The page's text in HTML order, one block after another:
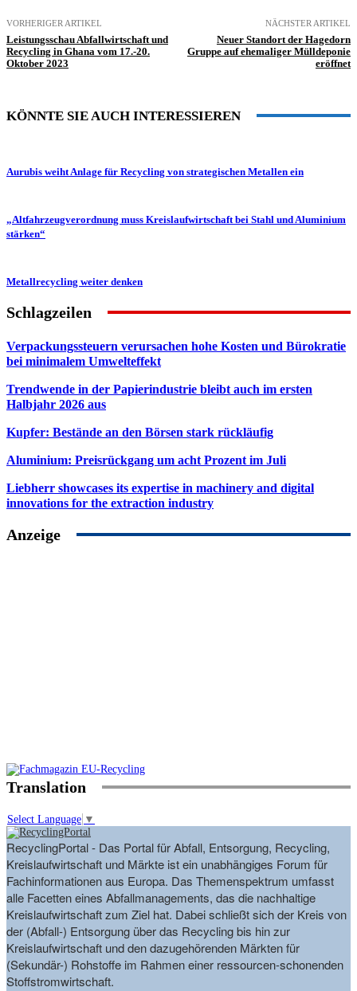
VORHERIGER ARTIKEL
Leistungsschau Abfallwirtschaft und
Recycling in Ghana vom 17.-20.
Oktober 2023
NÄCHSTER ARTIKEL
Neuer Standort der Hagedorn
Gruppe auf ehemaliger Mülldeponie
eröffnet
KÖNNTE SIE AUCH INTERESSIEREN
Aurubis weiht Anlage für Recycling von strategischen Metallen ein
„Altfahrzeugverordnung muss Kreislaufwirtschaft bei Stahl und Aluminium
stärken“
Metallrecycling weiter denken
Schlagzeilen
Verpackungssteuern verursachen hohe Kosten und Bürokratie
bei minimalem Umwelteffekt
Trendwende in der Papierindustrie bleibt auch im ersten
Halbjahr 2026 aus
Kupfer: Bestände an den Börsen stark rückläufig
Aluminium: Preisrückgang um acht Prozent im Juli
Liebherr showcases its expertise in machinery and digital
innovations for the extraction industry
Anzeige
Translation
Select Language ▼
RecyclingPortal - Das Portal für Abfall, Entsorgung, Recycling,
Kreislaufwirtschaft und Märkte ist ein unabhängiges Forum für
Fachinformationen aus Europa. Das Themenspektrum umfasst
alle Facetten eines Abfallmanagements, das die nachhaltige
Kreislaufwirtschaft zum Ziel hat. Dabei schließt sich der Kreis von
der (Abfall-) Entsorgung über das Recycling bis hin zur
Kreislaufwirtschaft und den dazugehörenden Märkten für
(Sekundär-) Rohstoffe im Rahmen einer ressourcen-schonenden
Stoffstromwirtschaft.